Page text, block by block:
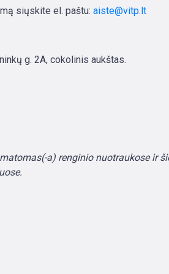
siųskite el. paštu: aiste@vitp.lt
g. 2A, cokolinis aukštas.
a) renginio nuotraukose ir